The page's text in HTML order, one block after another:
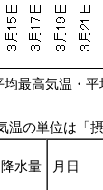
最高気温・
温の単位は「
降水量 月日